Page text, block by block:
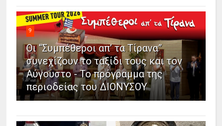
9
Οι “Συμπέθεροι απ’ τα Τίρανα”
συνεχίζουν το ταξίδι τους και τον
Αύγουστο - Το πρόγραμμα της
περιοδείας του ΔΙΟΝΥΣΟΥ